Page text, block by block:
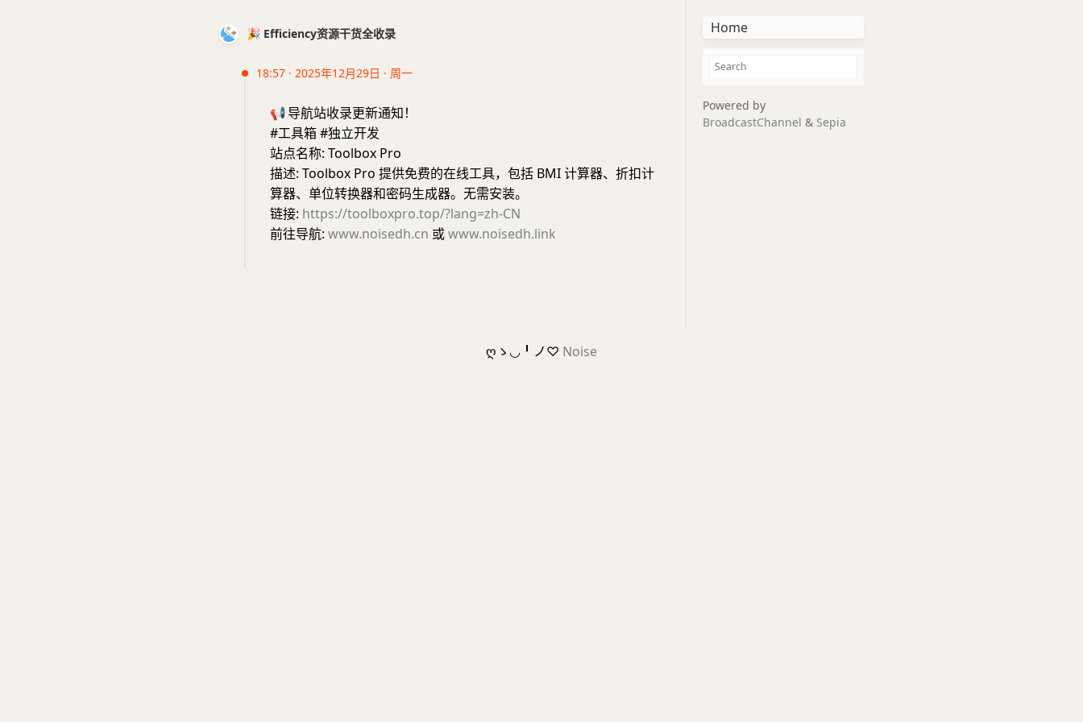
🎉 Efficiency资源干货全收录
18:57 · 2025年12月29日 · 周一
📢导航站收录更新通知！
#工具箱 #独立开发
站点名称: Toolbox Pro
描述: Toolbox Pro 提供免费的在线工具，包括 BMI 计算器、折扣计
算器、单位转换器和密码生成器。无需安装。
链接: https://toolboxpro.top/?lang=zh-CN
前往导航: www.noisedh.cn 或www.noisedh.link
Home
Powered by
BroadcastChannel & Sepia
ღゝ◡╹ノ♡ Noise